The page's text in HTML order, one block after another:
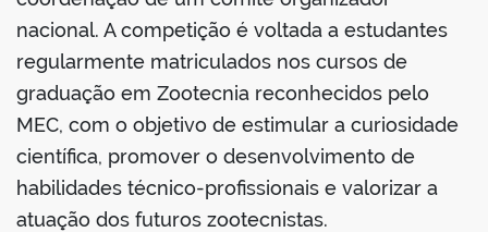
portal
nacional. A competição é voltada a estudantes
regularmente matriculados nos cursos de
graduação em Zootecnia reconhecidos pelo
MEC, com o objetivo de estimular a curiosidade
científica, promover o desenvolvimento de
habilidades técnico-profissionais e valorizar a
atuação dos futuros zootecnistas.